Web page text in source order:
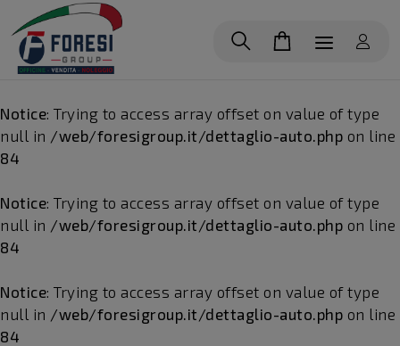
Notice: Trying to access array offset on value of type
null in /web/foresigroup.it/dettaglio-auto.php on line
84
Notice: Trying to access array offset on value of type
null in /web/foresigroup.it/dettaglio-auto.php on line
84
Notice: Trying to access array offset on value of type
null in /web/foresigroup.it/dettaglio-auto.php on line
84